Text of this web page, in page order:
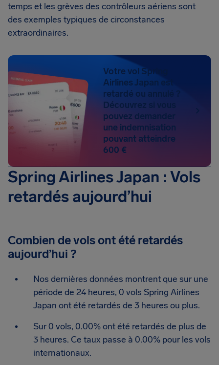
temps et les grèves des contrôleurs aériens sont
des exemples typiques de circonstances
extraordinaires.
Votre vol Spring
Airlines Japan est
retardé ou annulé ?
Découvrez si vous
pouvez demander
une indemnisation
pouvant atteindre
600 €
Spring Airlines Japan : Vols
retardés aujourd’hui
Combien de vols ont été retardés
aujourd’hui ?
Nos dernières données montrent que sur une
période de 24 heures, 0 vols Spring Airlines
Japan ont été retardés de 3 heures ou plus.
Sur 0 vols, 0.00% ont été retardés de plus de
3 heures. Ce taux passe à 0.00% pour les vols
internationaux.